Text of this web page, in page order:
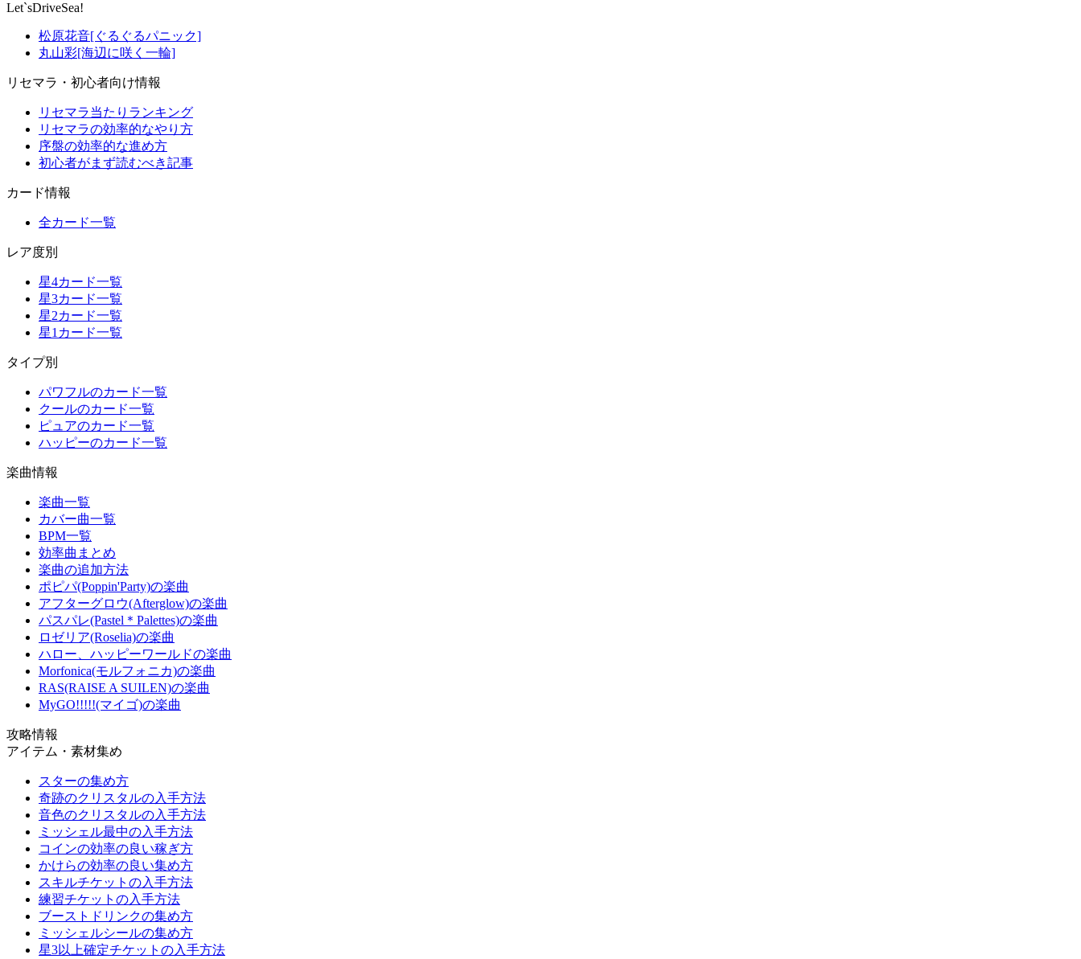
Let`sDriveSea!
松原花音[ぐるぐるパニック]
丸山彩[海辺に咲く一輪]
リセマラ・初心者向け情報
リセマラ当たりランキング
リセマラの効率的なやり方
序盤の効率的な進め方
初心者がまず読むべき記事
カード情報
全カード一覧
レア度別
星4カード一覧
星3カード一覧
星2カード一覧
星1カード一覧
タイプ別
パワフルのカード一覧
クールのカード一覧
ピュアのカード一覧
ハッピーのカード一覧
楽曲情報
楽曲一覧
カバー曲一覧
BPM一覧
効率曲まとめ
楽曲の追加方法
ポピパ(Poppin'Party)の楽曲
アフターグロウ(Afterglow)の楽曲
パスパレ(Pastel＊Palettes)の楽曲
ロゼリア(Roselia)の楽曲
ハロー、ハッピーワールドの楽曲
Morfonica(モルフォニカ)の楽曲
RAS(RAISE A SUILEN)の楽曲
MyGO!!!!!(マイゴ)の楽曲
攻略情報
アイテム・素材集め
スターの集め方
奇跡のクリスタルの入手方法
音色のクリスタルの入手方法
ミッシェル最中の入手方法
コインの効率の良い稼ぎ方
かけらの効率の良い集め方
スキルチケットの入手方法
練習チケットの入手方法
ブーストドリンクの集め方
ミッシェルシールの集め方
星3以上確定チケットの入手方法